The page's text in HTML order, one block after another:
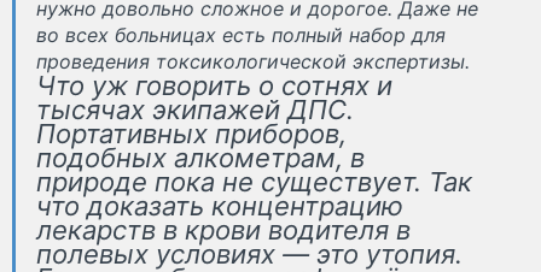
нужно довольно сложное и дорогое. Даже не
во всех больницах есть полный набор для
проведения токсикологической экспертизы.
Что уж говорить о сотнях и
тысячах экипажей ДПС.
Портативных приборов,
подобных алкометрам, в
природе пока не существует. Так
что доказать концентрацию
лекарств в крови водителя в
полевых условиях — это утопия.